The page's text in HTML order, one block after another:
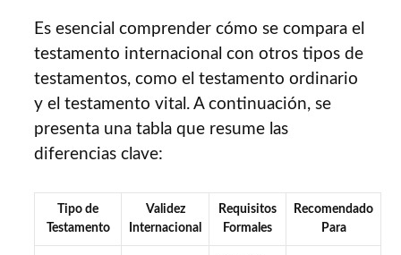
Es esencial comprender cómo se compara el
testamento internacional con otros tipos de
testamentos, como el testamento ordinario
y el testamento vital. A continuación, se
presenta una tabla que resume las
diferencias clave:
Tipo de
Testamento
Validez
Internacional
Requisitos
Formales
Recomendado
Para